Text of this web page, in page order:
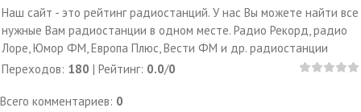
Наш сайт - это рейтинг радиостанций. У нас Вы можете найти все
нужные Вам радиостанции в одном месте. Радио Рекорд, радио
Лоре, Юмор ФМ, Европа Плюс, Вести ФМ и др. радиостанции
Переходов: 180 | Рейтинг: 0.0/0
Всего комментариев: 0